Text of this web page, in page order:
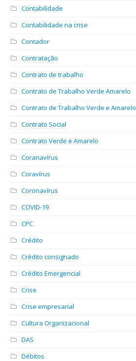
Contabilidade
Contabilidade na crise
Contador
Contratação
Contrato de trabalho
Contrato de Trabalho Verde Amarelo
Contrato de Trabalho Verde e Amarelo
Contrato Social
Contrato Verde e Amarelo
Coranavírus
Coravírus
Coronavírus
COVID-19
CPC
Crédito
Crédito consignado
Crédito Emergencial
Crise
Crise empresarial
Cultura Organizacional
DAS
Débitos